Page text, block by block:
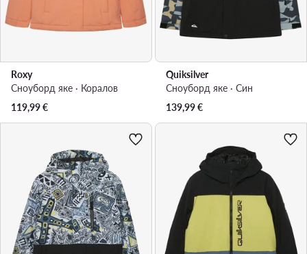
Roxy
Сноуборд яке · Коралов
119,99€
Quiksilver
Сноуборд яке · Син
139,99€